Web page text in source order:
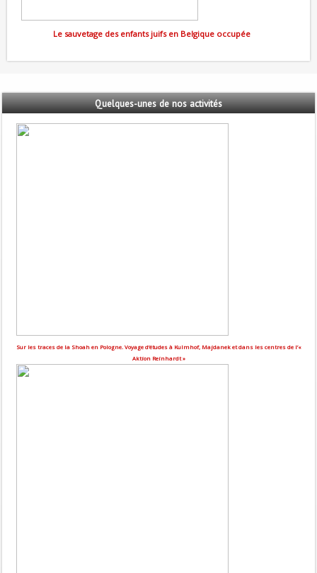
Le sauvetage des enfants juifs en Belgique occupée
Quelques-unesde nos activités
Sur les traces de la Shoah en Pologne. Voyage d’études à Kulmhof, Majdanek et dans les centres de l’«
Aktion Reinhardt »